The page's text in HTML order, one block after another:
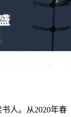
人。从2020年春